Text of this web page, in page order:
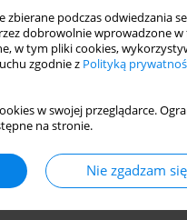
zbierane podczas odwiedzania
dobrowolnie wprowadzone
w tym pliki cookies,
zgodnie z Polityką
w swojej przeglądarce.
na stronie.
Nie zgadzam się
konsultacji społecznych